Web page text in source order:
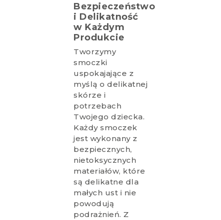
Bezpieczeństwo
i Delikatność
w Każdym
Produkcie
Tworzymy
smoczki
uspokajające z
myślą o delikatnej
skórze i
potrzebach
Twojego dziecka.
Każdy smoczek
jest wykonany z
bezpiecznych,
nietoksycznych
materiałów, które
są delikatne dla
małych ust i nie
powodują
podrażnień. Z